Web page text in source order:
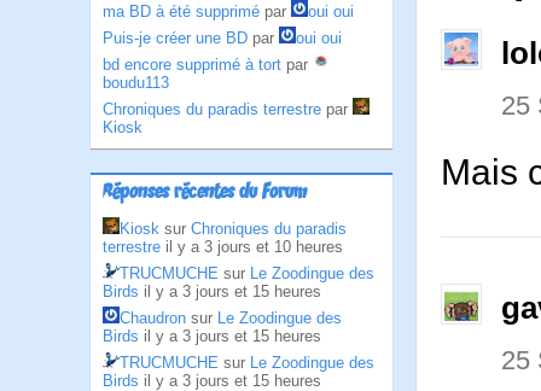
ma BD à été supprimé par
oui oui
Puis-je créer une BD par
oui oui
bd encore supprimé à tort par
boudu113
Chroniques du paradis terrestre par
Kiosk
Réponses récentes du Forum
Kiosk sur Chroniques du paradis
terrestre il y a 3 jours et 10 heures
TRUCMUCHE sur Le Zoodingue des
Birds il y a 3 jours et 15 heures
Chaudron sur Le Zoodingue des
Birds il y a 3 jours et 15 heures
TRUCMUCHE sur Le Zoodingue des
Birds il y a 3 jours et 15 heures
25
Mais
25